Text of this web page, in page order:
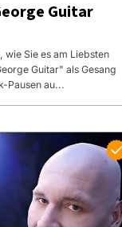
Guitar
wie Sie es am Liebsten
Guitar" als Gesang
Pausen au...